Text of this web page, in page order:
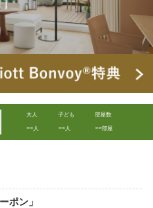
大人
--人
子ども
--人
部屋数
--部屋
ポン」